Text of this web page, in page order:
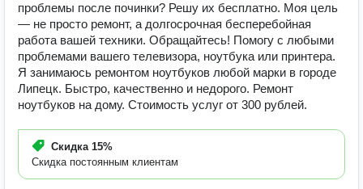
проблемы после починки? Решу их бесплатно. Моя цель
— не просто ремонт, а долгосрочная бесперебойная
работа вашей техники. Обращайтесь! Помогу с любыми
проблемами вашего телевизора, ноутбука или принтера.
Я занимаюсь ремонтом ноутбуков любой марки в городе
Липецк. Быстро, качественно и недорого. Ремонт
ноутбуков на дому. Стоимость услуг от 300 рублей.
Скидка 15%
Скидка постоянным клиентам